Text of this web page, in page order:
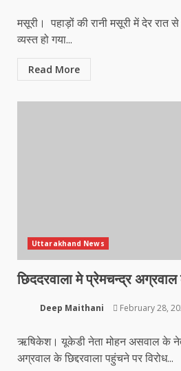
मसूरी। पहाड़ों की रानी मसूरी में देर रात
व्यस्त हो गया...
Read More
Uttarakhand News
छिददरवाला मे प्रेमचन्द्र
Deep Maithani February 28,
ऋषिकेश। यूकेडी नेता मोहन असवाल के
अग्रवाल के छिद्दरवाला पहुंचने पर विरोध...